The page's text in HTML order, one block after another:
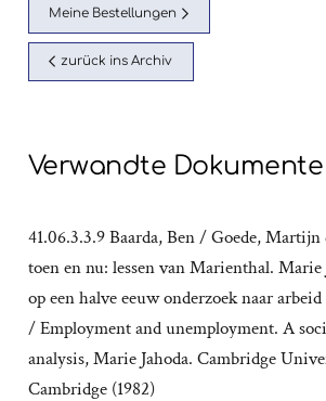
Meine Bestellungen
zurück ins Archiv
Verwandte Dokumente
41.06.3.3.9 Baarda, Ben / Goede,
toen en nu: lessen van Marienthal.
op een halve eeuw onderzoek naar
/ Employment and unemployment. A
analysis, Marie Jahoda. Cambridge
Cambridge (1982)